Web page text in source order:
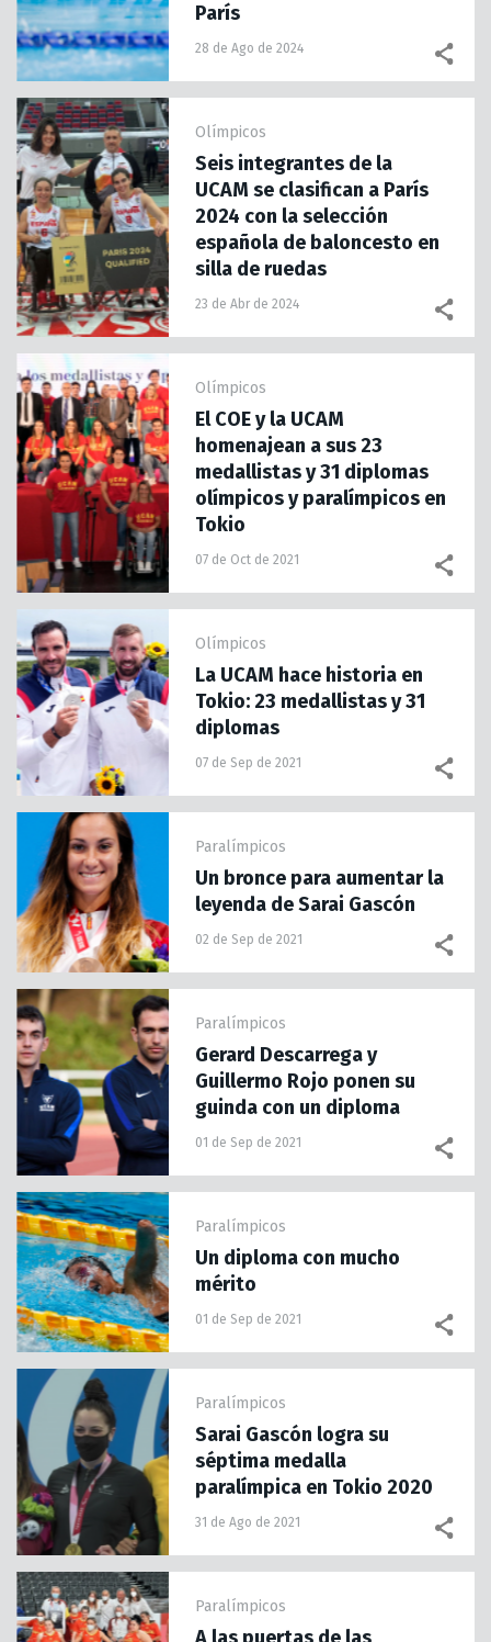
París
28 de Ago de 2024
Olímpicos
Seis integrantes de la
UCAM se clasifican a París
2024 con la selección
española de baloncesto en
silla de ruedas
23 de Abr de 2024
Olímpicos
El COE y la UCAM
homenajean a sus 23
medallistas y 31 diplomas
olímpicos y paralímpicos en
Tokio
07 de Oct de 2021
Olímpicos
La UCAM hace historia en
Tokio: 23 medallistas y 31
diplomas
07 de Sep de 2021
Paralímpicos
Un bronce para aumentar la
leyenda de Sarai Gascón
02 de Sep de 2021
Paralímpicos
Gerard Descarrega y
Guillermo Rojo ponen su
guinda con un diploma
01 de Sep de 2021
Paralímpicos
Un diploma con mucho
mérito
01 de Sep de 2021
Paralímpicos
Sarai Gascón logra su
séptima medalla
paralímpica en Tokio 2020
31 de Ago de 2021
Paralímpicos